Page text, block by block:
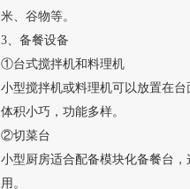
米、谷物等。
3、备餐设备
①台式搅拌机和料理机
小型搅拌机或料理机可以放置在台面
体积小巧，功能多样。
②切菜台
小型厨房适合配备模块化备餐台，
用。